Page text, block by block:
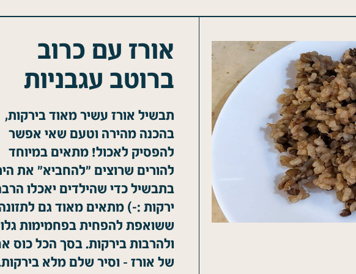
אורז עם כרוב
ברוטב עגבניות
תבשיל אורז עשיר מאוד בירקות,
בהכנה מהירה וטעם שאי אפשר
להפסיק לאכול! מתאים במיוחד
להורים שרוצים "להחביא" את
בתבשיל כדי שהילדים יאכלו
ירקות :-) מתאים מאוד גם
ששואפת להפחית בפחמימות
ולהרבות בירקות. בסך הכל כוס
של אורז – וסיר שלם מלא